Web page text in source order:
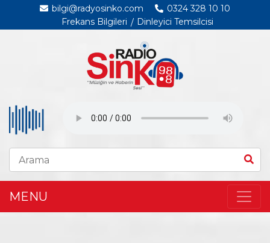
bilgi@radyosinko.com
0324 328 10 10
Frekans Bilgileri
Dinleyici Temsilcisi
MENU